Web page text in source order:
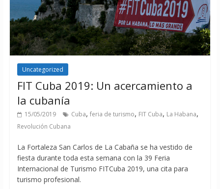
Uncategorized
FIT Cuba 2019: Un acercamiento a
la cubanía
15/05/2019 Cuba, feria de turismo, FIT Cuba, La Habana,
Revolución Cubana
La Fortaleza San Carlos de La Cabaña se ha vestido de
fiesta durante toda esta semana con la 39 Feria
Internacional de Turismo FITCuba 2019, una cita para
turismo profesional.